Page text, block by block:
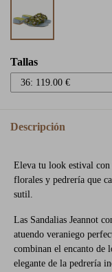
Tallas
Descripción
Eleva tu look estival con
florales y pedrería que
sutil.
Las Sandalias Jeannot
atuendo veraniego
combinan el encanto de
elegante de la pedrería